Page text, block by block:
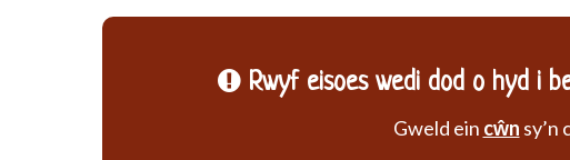
Rwyf eisoes wedi dod o hyd i
Gweld ein cŵn sy’n